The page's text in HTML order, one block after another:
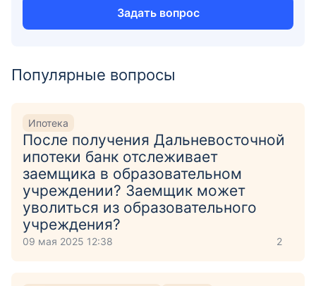
Задать вопрос
Популярные вопросы
Ипотека
После получения Дальневосточной
ипотеки банк отслеживает
заемщика в образовательном
учреждении? Заемщик может
уволиться из образовательного
учреждения?
09 мая 2025 12:38 2